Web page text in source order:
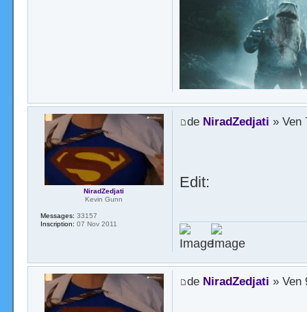
de NiradZedjati » Ven
Edit:
NiradZedjati
Kevin Gunn
Messages: 33157
Inscription: 07 Nov 2011
de NiradZedjati » Ven